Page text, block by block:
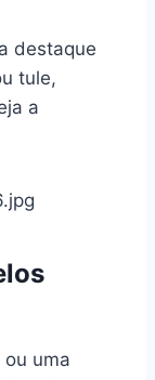
destaque
tule,
a
uma